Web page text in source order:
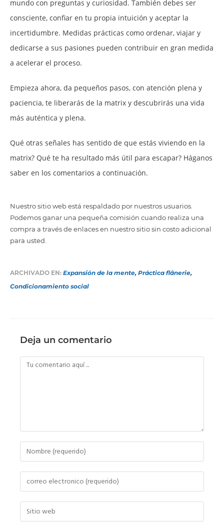
mundo con preguntas y curiosidad. También debes ser
consciente, confiar en tu propia intuición y aceptar la
incertidumbre. Medidas prácticas como ordenar, viajar y
dedicarse a sus pasiones pueden contribuir en gran medida
a acelerar el proceso.
Empieza ahora, da pequeños pasos, con atención plena y
paciencia, te liberarás de la matrix y descubrirás una vida
más auténtica y plena.
Qué otras señales has sentido de que estás viviendo en la
matrix? Qué te ha resultado más útil para escapar? Háganos
saber en los comentarios a continuación.
Nuestro sitio web está respaldado por nuestros usuarios.
Podemos ganar una pequeña comisión cuando realiza una
compra a través de enlaces en nuestro sitio sin costo adicional
para usted.
ARCHIVADO EN: Expansión de la mente, Práctica flânerie,
Condicionamiento social
Deja un comentario